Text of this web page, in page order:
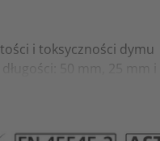
i toksyczności dymu
50 mm, 25 mm i